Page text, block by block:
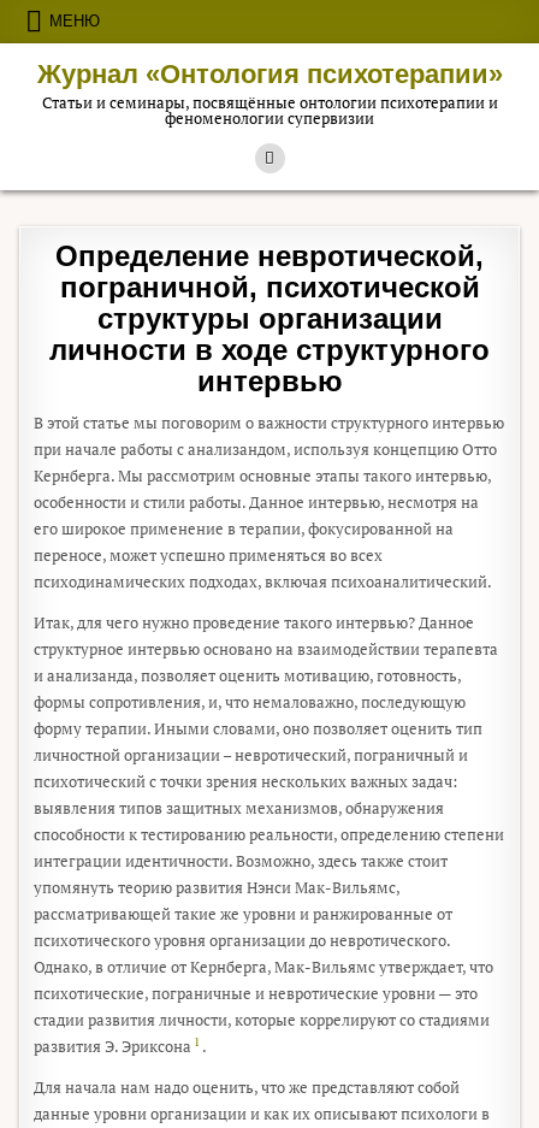
Перейти к содержимому
МЕНЮ
Журнал «Онтология психотерапии»
Статьи и семинары, посвящённые онтологии психотерапии и
феноменологии супервизии
Определение невротической,
пограничной, психотической
структуры организации
личности в ходе структурного
интервью
В этой статье мы поговорим о важности структурного интервью
при начале работы с анализандом, используя концепцию Отто
Кернберга. Мы рассмотрим основные этапы такого интервью,
особенности и стили работы. Данное интервью, несмотря на
его широкое применение в терапии, фокусированной на
переносе, может успешно применяться во всех
психодинамических подходах, включая психоаналитический.
Итак, для чего нужно проведение такого интервью? Данное
структурное интервью основано на взаимодействии терапевта
и анализанда, позволяет оценить мотивацию, готовность,
формы сопротивления, и, что немаловажно, последующую
форму терапии. Иными словами, оно позволяет оценить тип
личностной организации – невротический, пограничный и
психотический с точки зрения нескольких важных задач:
выявления типов защитных механизмов, обнаружения
способности к тестированию реальности, определению степени
интеграции идентичности. Возможно, здесь также стоит
упомянуть теорию развития Нэнси Мак-Вильямс,
рассматривающей такие же уровни и ранжированные от
психотического уровня организации до невротического.
Однако, в отличие от Кернберга, Мак-Вильямс утверждает, что
психотические, пограничные и невротические уровни — это
стадии развития личности, которые коррелируют со стадиями
развития Э. Эриксона 1 .
Для начала нам надо оценить, что же представляют собой
данные уровни организации и как их описывают психологи в